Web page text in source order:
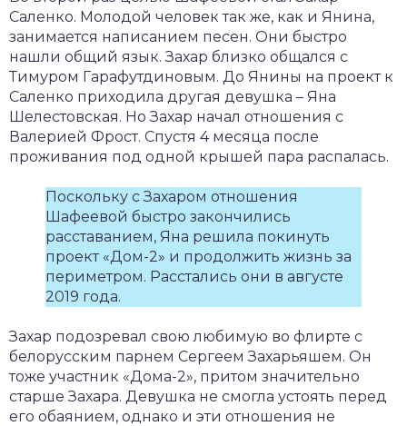
Саленко. Молодой человек так же, как и Янина,
занимается написанием песен. Они быстро
нашли общий язык. Захар близко общался с
Тимуром Гарафутдиновым. До Янины на проект к
Саленко приходила другая девушка – Яна
Шелестовская. Но Захар начал отношения с
Валерией Фрост. Спустя 4 месяца после
проживания под одной крышей пара распалась.
Поскольку с Захаром отношения
Шафеевой быстро закончились
расставанием, Яна решила покинуть
проект «Дом-2» и продолжить жизнь за
периметром. Расстались они в августе
2019 года.
Захар подозревал свою любимую во флирте с
белорусским парнем Сергеем Захарьяшем. Он
тоже участник «Дома-2», притом значительно
старше Захара. Девушка не смогла устоять перед
его обаянием, однако и эти отношения не